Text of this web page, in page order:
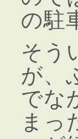
の駐
そう
が、
でな
まっ